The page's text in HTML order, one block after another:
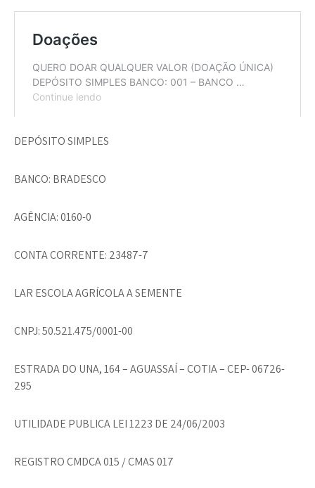
DEPÓSITO SIMPLES
BANCO: BRADESCO
AGÊNCIA: 0160-0
CONTA CORRENTE: 23487-7
LAR ESCOLA AGRÍCOLA A SEMENTE
CNPJ: 50.521.475/0001-00
ESTRADA DO UNA, 164 – AGUASSAÍ – COTIA – CEP- 06726-
295
UTILIDADE PUBLICA LEI 1223 DE 24/06/2003
REGISTRO CMDCA 015 / CMAS 017